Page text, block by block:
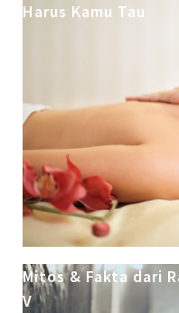
Harus Kamu Tau
Mitos & Fakta dari
V